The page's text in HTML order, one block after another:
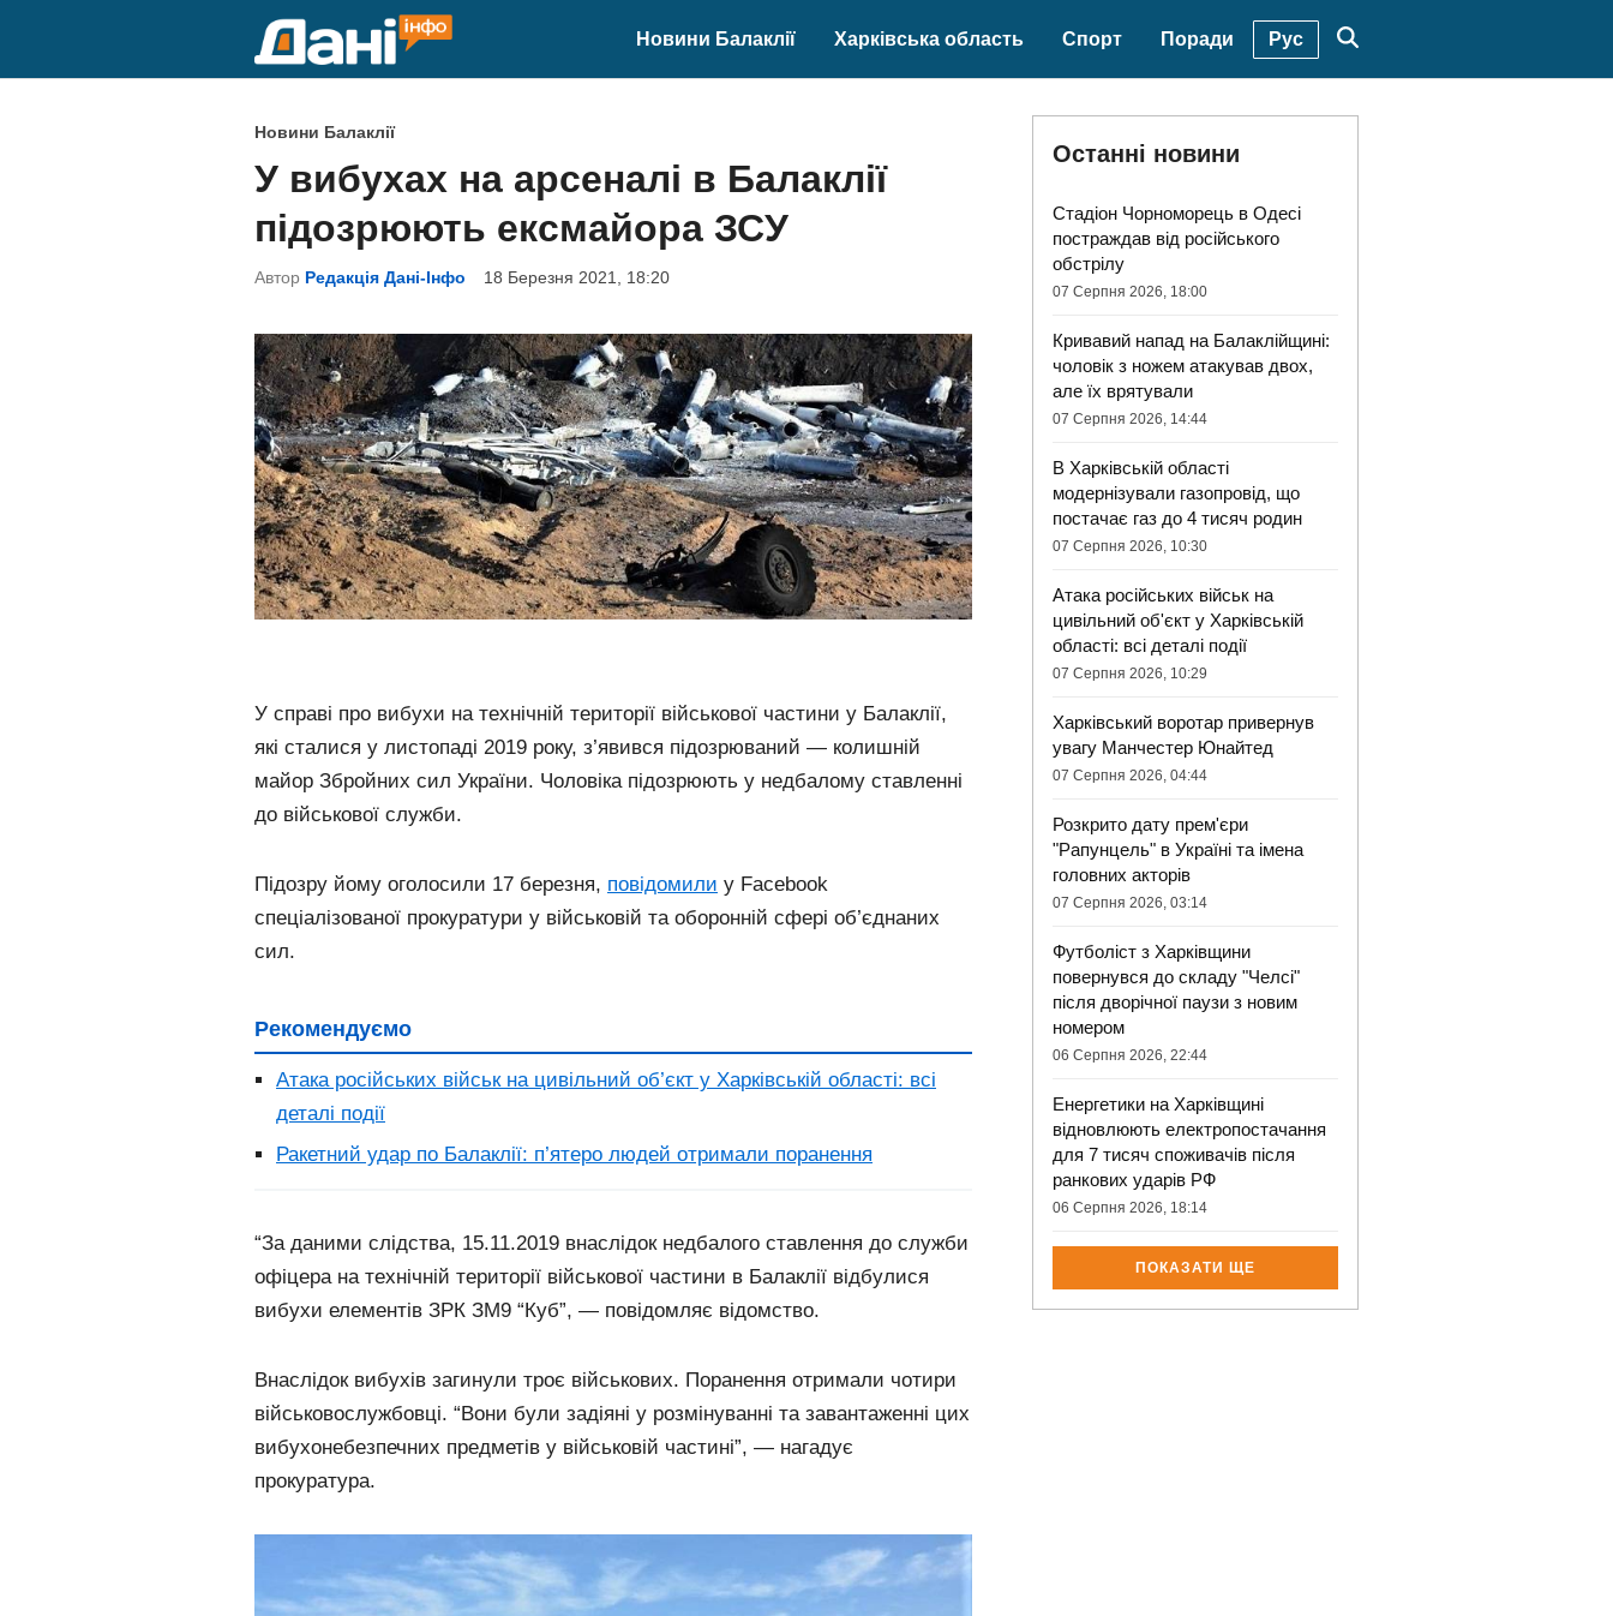
Новини Балаклії Харківська область Спорт Поради Рус
P
o
s
i
n
Новини Балаклії
У вибухах на арсеналі в Балаклії
підозрюють ексмайора ЗСУ
Автор Редакція Дані-Інфо 18 Березня 2021, 18:20
У справі про вибухи на технічній території військової частини у Балаклії,
які сталися у листопаді 2019 року, з’явився підозрюваний — колишній
майор Збройних сил України. Чоловіка підозрюють у недбалому ставленні
до військової служби.
Підозру йому оголосили 17 березня, повідомили у Facebook
спеціалізованої прокуратури у військовій та оборонній сфері об’єднаних
сил.
Рекомендуємо
Атака російських військ на цивільний об’єкт у Харківській області: всі
деталі події
Ракетний удар по Балаклії: п’ятеро людей отримали поранення
“За даними слідства, 15.11.2019 внаслідок недбалого ставлення до служби
офіцера на технічній території військової частини в Балаклії відбулися
вибухи елементів ЗРК ЗМ9 “Куб”, — повідомляє відомство.
Внаслідок вибухів загинули троє військових. Поранення отримали чотири
військовослужбовці. “Вони були задіяні у розмінуванні та завантаженні цих
вибухонебезпечних предметів у військовій частині”, — нагадує
прокуратура.
Останні новини
Стадіон Чорноморець в Одесі
постраждав від російського
обстрілу
07 Серпня 2026, 18:00
Кривавий напад на Балаклійщині:
чоловік з ножем атакував двох,
але їх врятували
07 Серпня 2026, 14:44
В Харківській області
модернізували газопровід, що
постачає газ до 4 тисяч родин
07 Серпня 2026, 10:30
Атака російських військ на
цивільний об'єкт у Харківській
області: всі деталі події
07 Серпня 2026, 10:29
Харківський воротар привернув
увагу Манчестер Юнайтед
07 Серпня 2026, 04:44
Розкрито дату прем'єри
"Рапунцель" в Україні та імена
головних акторів
07 Серпня 2026, 03:14
Футболіст з Харківщини
повернувся до складу "Челсі"
після дворічної паузи з новим
номером
06 Серпня 2026, 22:44
Енергетики на Харківщині
відновлюють електропостачання
для 7 тисяч споживачів після
ранкових ударів РФ
06 Серпня 2026, 18:14
ПОКАЗАТИ ЩЕ